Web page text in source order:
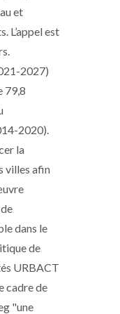
et
L’appel est
2027)
79,8
2020).
la
villes afin
dans le
de
URBACT
cadre de
"une